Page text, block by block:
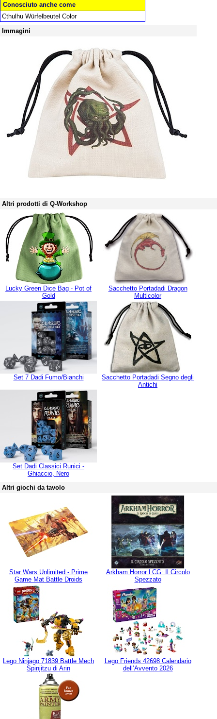
Conosciuto anche come
Cthulhu Würfelbeutel Color
Immagini
Altri prodotti di Q-Workshop
Lucky Green Dice Bag - Pot of
Gold
Sacchetto Portadadi Dragon
Multicolor
Set 7 Dadi Fumo/Bianchi
Sacchetto Portadadi Segno degli
Antichi
Set Dadi Classici Runici -
Ghiaccio, Nero
Altri giochi da tavolo
Star Wars Unlimited - Prime
Game Mat Battle Droids
Arkham Horror LCG: Il Circolo
Spezzato
Lego Ninjago 71839 Battle Mech
Spinjitzu di Arin
Lego Friends 42698 Calendario
dell’Avvento 2026